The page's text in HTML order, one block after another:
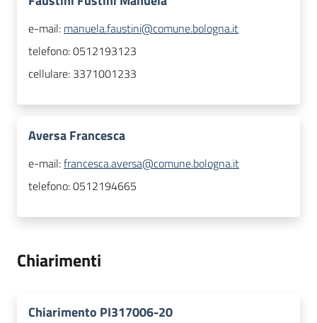
e-mail: manuela.faustini@comune.bologna.it
telefono:0512193123
cellulare: 3371001233
Aversa Francesca
e-mail:francesca.aversa@comune.bologna.it
telefono:0512194665
Chiarimenti
Chiarimento PI317006-20